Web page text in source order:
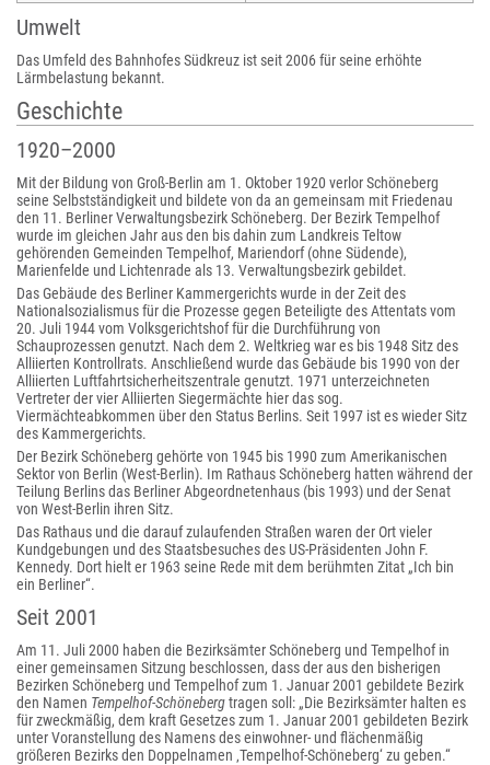
Umwelt
Das Umfeld des Bahnhofes Südkreuz ist seit 2006 für seine erhöhte
Lärmbelastung bekannt.
Geschichte
1920–2000
Mit der Bildung von Groß-Berlin am 1. Oktober 1920 verlor Schöneberg
seine Selbstständigkeit und bildete von da an gemeinsam mit Friedenau
den 11. Berliner Verwaltungsbezirk Schöneberg. Der Bezirk Tempelhof
wurde im gleichen Jahr aus den bis dahin zum Landkreis Teltow
gehörenden Gemeinden Tempelhof, Mariendorf (ohne Südende),
Marienfelde und Lichtenrade als 13. Verwaltungsbezirk gebildet.
Das Gebäude des Berliner Kammergerichts wurde in der Zeit des
Nationalsozialismus für die Prozesse gegen Beteiligte des Attentats vom
20. Juli 1944 vom Volksgerichtshof für die Durchführung von
Schauprozessen genutzt. Nach dem 2. Weltkrieg war es bis 1948 Sitz des
Alliierten Kontrollrats. Anschließend wurde das Gebäude bis 1990 von der
Alliierten Luftfahrtsicherheitszentrale genutzt. 1971 unterzeichneten
Vertreter der vier Alliierten Siegermächte hier das sog.
Viermächteabkommen über den Status Berlins. Seit 1997 ist es wieder Sitz
des Kammergerichts.
Der Bezirk Schöneberg gehörte von 1945 bis 1990 zum Amerikanischen
Sektor von Berlin (West-Berlin). Im Rathaus Schöneberg hatten während der
Teilung Berlins das Berliner Abgeordnetenhaus (bis 1993) und der Senat
von West-Berlin ihren Sitz.
Das Rathaus und die darauf zulaufenden Straßen waren der Ort vieler
Kundgebungen und des Staatsbesuches des US-Präsidenten John F.
Kennedy. Dort hielt er 1963 seine Rede mit dem berühmten Zitat „Ich bin
ein Berliner“.
Seit 2001
Am 11. Juli 2000 haben die Bezirksämter Schöneberg und Tempelhof in
einer gemeinsamen Sitzung beschlossen, dass der aus den bisherigen
Bezirken Schöneberg und Tempelhof zum 1. Januar 2001 gebildete Bezirk
den Namen Tempelhof-Schönebergtragen soll: „Die Bezirksämter halten es
für zweckmäßig, dem kraft Gesetzes zum 1. Januar 2001 gebildeten Bezirk
unter Voranstellung des Namens des einwohner- und flächenmäßig
größeren Bezirks den Doppelnamen ‚Tempelhof-Schöneberg‘ zu geben.“